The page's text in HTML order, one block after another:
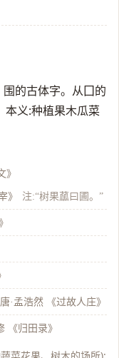
的古体字。从囗的
本义:种植果木瓜菜
》
》 注:“树果蓏曰圃。”
唐·孟浩然 《过故人庄》
《归田录》